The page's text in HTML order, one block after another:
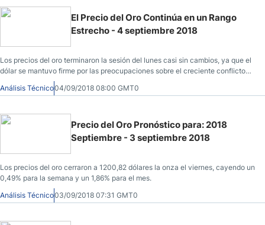
El Precio del Oro Continúa en un Rango
Estrecho - 4 septiembre 2018
Los precios del oro terminaron la sesión del lunes casi sin cambios, ya que el
dólar se mantuvo firme por las preocupaciones sobre el creciente conflicto
comercial entre Estados Unidos y China.
Análisis Técnico04/09/2018 08:00 GMT0
Precio del Oro Pronóstico para: 2018
Septiembre - 3 septiembre 2018
Los precios del oro cerraron a 1200,82 dólares la onza el viernes, cayendo un
0,49% para la semana y un 1,86% para el mes.
Análisis Técnico03/09/2018 07:31 GMT0